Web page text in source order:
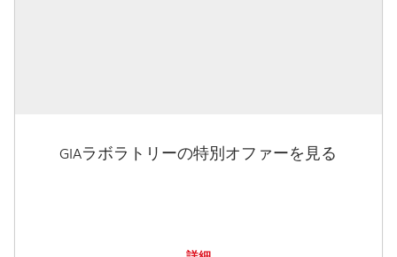
GIAラボラトリーの特別オファーを見る